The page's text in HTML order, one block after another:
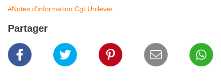
#Notes d'information Cgt Unilever
Partager